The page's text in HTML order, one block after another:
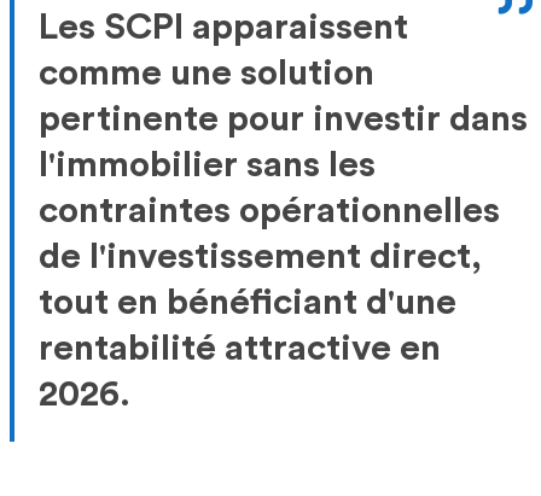
Les SCPI apparaissent
comme une solution
pertinente pour investir dans
l'immobilier sans les
contraintes opérationnelles
de l'investissement direct,
tout en bénéficiant d'une
rentabilité attractive en
2026.